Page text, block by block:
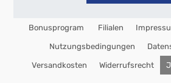
Bonusprogram Filialen
Nutzungsbedingungen
Versandkosten Widerrufsrecht